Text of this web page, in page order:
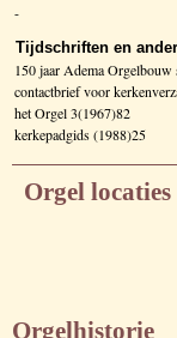
-
Tijdschriften en
150 jaar Adema
contactbrief voor
het Orgel 3(1967)82
kerkepadgids (1988)25
Orgel locaties
Orgelhistorie